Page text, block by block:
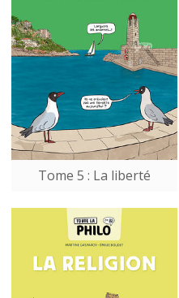
Tome 5 : La liberté